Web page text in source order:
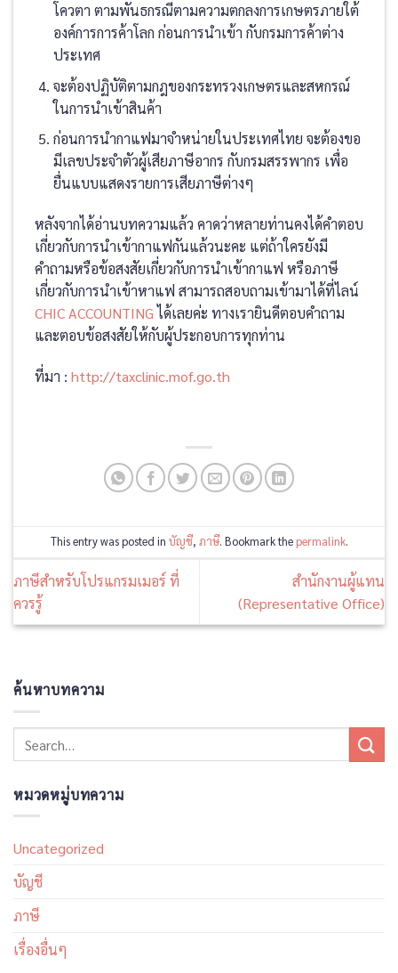
โควตา ตามพันธกรณีตามความตกลงการเกษตรภายใต้
องค์การการค้าโลก ก่อนการนำเข้า กับกรมการค้าต่าง
ประเทศ
จะต้องปฏิบัติตามกฎของกระทรวงเกษตรและสหกรณ์
ในการนำเข้าสินค้า
ก่อนการนำกาแฟมาจำหน่ายในประเทศไทย จะต้องขอ
มีเลขประจำตัวผู้เสียภาษีอากร กับกรมสรรพากร เพื่อ
ยื่นแบบแสดงรายการเสียภาษีต่างๆ
หลังจากได้อ่านบทความแล้ว คาดว่าหลายท่านคงได้คำตอบ
เกี่ยวกับการนำเข้ากาแฟกันแล้วนะคะ แต่ถ้าใครยังมี
คำถามหรือข้อสงสัยเกี่ยวกับการนำเข้ากาแฟ หรือภาษี
เกี่ยวกับการนำเข้าหาแฟ สามารถสอบถามเข้ามาได้ที่ไลน์
CHIC ACCOUNTINGได้เลยค่ะ ทางเรายินดีตอบคำถาม
และตอบข้อสงสัยให้กับผู้ประกอบการทุกท่าน
ที่มา : http://taxclinic.mof.go.th
This entry was posted in บัญชี, ภาษี. Bookmark the permalink.
ภาษีสำหรับโปรแกรมเมอร์ ที่
ควรรู้
สำนักงานผู้แทน
(Representative Office)
ค้นหาบทความ
หมวดหมู่บทความ
Uncategorized
บัญชี
ภาษี
เรื่องอื่นๆ